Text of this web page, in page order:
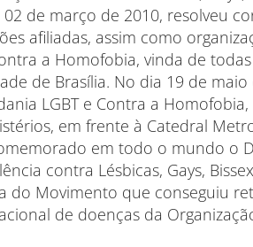
02 de março de 2010, resolveu
afiliadas, assim como
a Homofobia, vinda de
de Brasília. No dia 19 de
LGBT e Contra a
em frente à Catedral
em todo o mundo o
contra Lésbicas, Gays,
do Movimento que conseguiu
de doenças da